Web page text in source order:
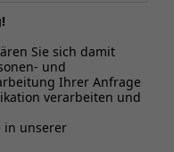
Sie sich damit
und
Ihrer Anfrage
verarbeiten und
in unserer